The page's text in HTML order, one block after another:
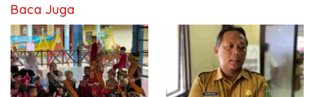
Baca Juga